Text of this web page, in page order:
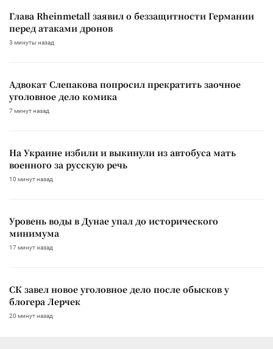
Глава Rheinmetall заявил о беззащитности Германии
перед атаками дронов
3 минуты назад
Адвокат Слепакова попросил прекратить заочное
уголовное дело комика
7 минут назад
На Украине избили и выкинули из автобуса мать
военного за русскую речь
10 минут назад
Уровень воды в Дунае упал до исторического
минимума
17 минут назад
СК завел новое уголовное дело после обысков у
блогера Лерчек
20 минут назад